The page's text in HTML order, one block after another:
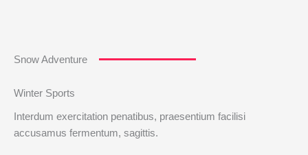
Snow Adventure
Winter Sports
Interdum exercitation penatibus, praesentium facilisi
accusamus fermentum, sagittis.